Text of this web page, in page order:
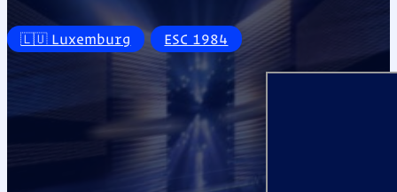
🇱🇺 Luxemburg ESC 1984